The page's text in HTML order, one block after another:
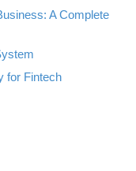
A Complete
for Fintech